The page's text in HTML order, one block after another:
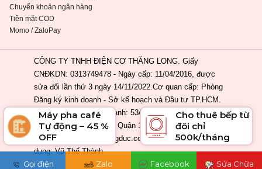
Chuyển khoản ngân hàng
Tiền mặt COD
Momo / ZaloPay
CÔNG TY TNHH ĐIỆN CƠ THĂNG LONG. Giấy
CNĐKDN: 0313749478 - Ngày cấp: 11/04/2016, được
sửa đổi lần thứ 3 ngày 14/11/2022.Cơ quan cấp: Phòng
Đăng ký kinh doanh - Sở kế hoạch và Đầu tư TP.HCM.
Địa chỉ đăng ký kinh doanh: 53/2 Nguyễn Khắc Nhu,
Phường Cầu Ông Lãnh, Quận 1, Tp. Hồ Chí Minh, Việt
Nam. Email: info@ahangduc.com. Chịu trách nhiệm nội
dung: Vũ Thế Thành
Máy pha café
Tự động – 45 %
OFF
Cho thuê bếp từ
đôi chỉ
500k/tháng
Gọi điện Zalo Facebook Sửa Chữa